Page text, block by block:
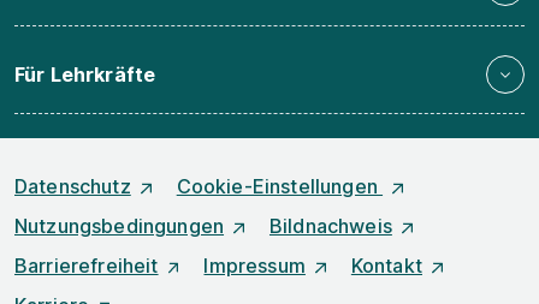
Für Lehrkräfte
Datenschutz
Cookie-Einstellungen
Nutzungsbedingungen
Bildnachweis
Barrierefreiheit
Impressum
Kontakt